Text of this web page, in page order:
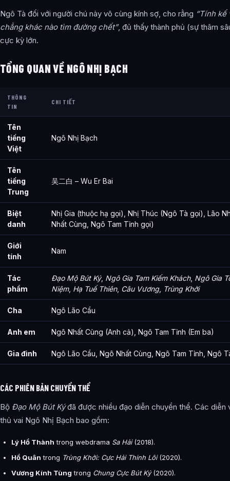
Ngô Tà đối với người chú này vô cùng kính sợ, cho rằng “Tính kế
chẳng khác nào tìm đường chết”, đủ thấy thành phủ (sự thâm
cực kỳ lớn.
TỔNG QUAN VỀ NGÔ NHỊ BẠCH
THÔNG
TIN
CHI TIẾT
Tên
tiếng
Việt
Ngô Nhị Bạch
Tên
tiếng
Trung
吴二白 – Wu Er Bai
Biệt
danh
Nhị Gia (thuộc hạ gọi), Nhị Thúc (Ngô Tà gọi), Lão
Nhất Cùng, Ngô Tam Tỉnh gọi)
Giới
tính
Nam
Tác
phẩm
Đạo Mộ Bút Ký, Ngô Gia Tam Kiếm Khách, Ngô Gia
Niệm, Hạ Tuế Thiên, Câu Vương, Trùng Khởi
Cha Ngô Lão Cẩu
Anh em Ngô Nhất Cùng (Anh cả), Ngô Tam Tỉnh (Em ba)
Gia đình Ngô Lão Cẩu, Ngô Nhất Cùng, Ngô Tam Tỉnh, Ngô
CÁC PHIÊN BẢN CHUYỂN THỂ
Bộ Đạo Mộ Bút Kýđã được nhiều đạo diễn chuyển thể. Các diễn
thủ vai Ngô Nhị Bạch bao gồm:
Lý Hổ Thành trong webdrama Sa Hải(2018).
Hồ Quân trong Trùng Khởi: Cực Hải Thinh Lôi(2020).
Vương Kính Tùng trong Chung Cực Bút Ký(2020).